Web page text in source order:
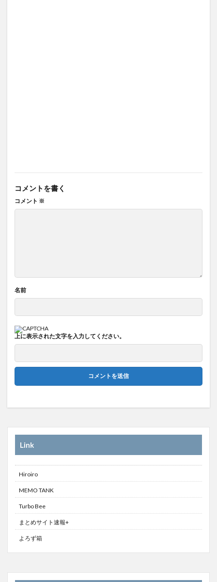
コメントを書く
コメント ※
名前
上に表示された文字を入力してください。
Link
Hiroiro
MEMO TANK
Turbo Bee
まとめサイト速報+
よろず箱